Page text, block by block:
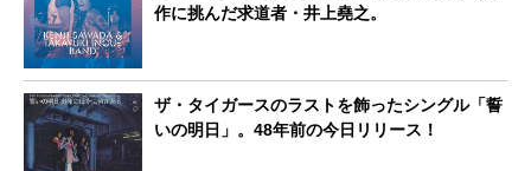
作に挑んだ求道者・井上堯之。
ザ・タイガースのラストを飾ったシングル「誓
いの明日」。48年前の今日リリース！